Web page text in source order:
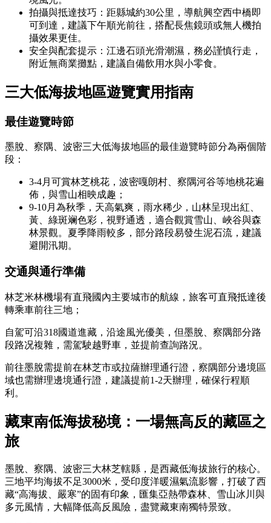
拍攝與抵達技巧：距縣城約30公里，導航興空西中橋即
可到達，建議下午順光前往，搭配長焦鏡頭或無人機拍
攝效果更佳。
安全與配套提示：江邊石頭光滑潮濕，務必謹慎行走，
附近無商業攤點，建議自備飲用水與小零食。
三大低海拔地區遊覽實用指南
最佳遊覽時節
墨脫、察隅、波密三大低海拔地區的最佳遊覽時節分為兩個階
段：
3-4月可賞林芝桃花，波密嘎朗村、察隅河谷等地桃花遍
佈，與雪山相映成趣；
9-10月為秋季，天高氣爽，雨水稀少，山林呈現出紅、
黃、綠斑斓色彩，視野通透，適合觀賞雪山、峽谷與森
林景觀。夏季降雨較多，部分路段易發生泥石流，建議
避開汛期。
交通與通行準備
林芝米林機場有直飛國內主要城市的航線，旅客可直飛抵達後
轉乘車前往三地；
自駕可沿318國道進藏，沿途風光優美，但墨脫、察隅部分路
段路况複雜，需駕駛越野車，並提前查詢路況。
前往墨脫需提前在林芝市或拉薩辦理通行證，察隅部分邊境區
域也需辦理邊境通行證，建議提前1-2天辦理，確保行程順
利。
藏東南低海拔秘境：一場無高反的藏區之
旅
墨脫、察隅、波密三大林芝轄縣，是西藏低海拔旅行的核心。
三地平均海拔不足3000米，受印度洋暖濕氣流影響，打破了西
藏“高海拔、嚴寒”的固有印象，匯集亞熱帶森林、雪山冰川與
多元風情，大幅降低高反風險，盡覽藏東南獨特景致。